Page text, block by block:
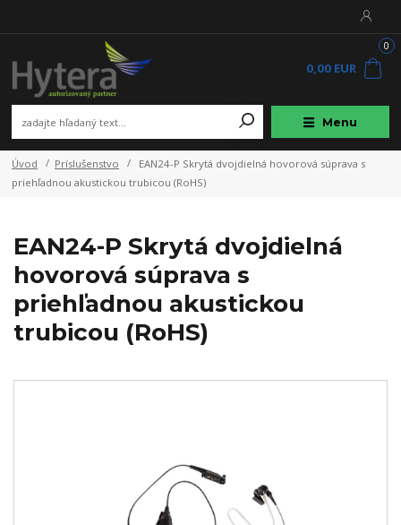
Menu
0
0,00 EUR
Úvod Príslušenstvo
EAN24-P Skrytá dvojdielná hovorová súprava s
priehľadnou akustickou trubicou (RoHS)
EAN24-P Skrytá dvojdielná
hovorová súprava s
priehľadnou akustickou
trubicou (RoHS)